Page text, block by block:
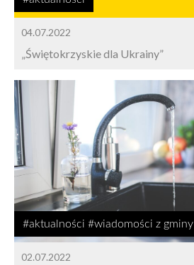
04.07.2022
„Świętokrzyskie dla Ukrainy”
#aktualności #wiadomości z gminy
02.07.2022